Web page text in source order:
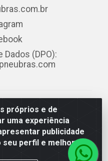
próprios e de
uma experiência
publicidade
perfil e melhorar a
Dados (DPO):
KM 82 - Prazeres,
CEP 54.335-000 - CNPJ
Comércio de Pneus